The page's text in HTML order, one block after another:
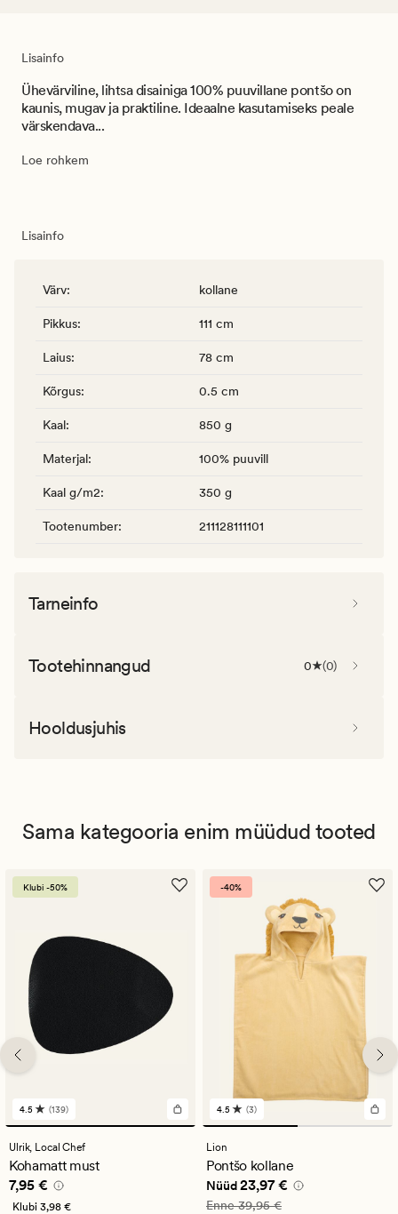
Lisainfo
Ühevärviline, lihtsa disainiga 100% puuvillane pontšo on
kaunis, mugav ja praktiline. Ideaalne kasutamiseks peale
värskendava...
Loe rohkem
Lisainfo
Värv: kollane
Pikkus: 111 cm
Laius: 78 cm
Kõrgus: 0.5 cm
Kaal: 850 g
Materjal: 100% puuvill
Kaal g/m2: 350 g
Tootenumber: 211128111101
Tarneinfo
Tootehinnangud 0 (0)
Hooldusjuhis
Sama kategooria enim müüdud tooted
Klubi -50%
139
arvustust
keskmise
hinnanguga
4.5
4.5 (139)
Ulrik, Local Chef
Kohamatt must
Pris_ee 7,95 €
7,95 €
Klubi 3,98 €
-40%
3
arvustust
keskmise
hinnanguga
4.5
4.5 (3)
Lion
Pontšo kollane
Nåværende pris_ee
Nüüd23,97 €
Vanlig pris_ee
Enne39,95 €